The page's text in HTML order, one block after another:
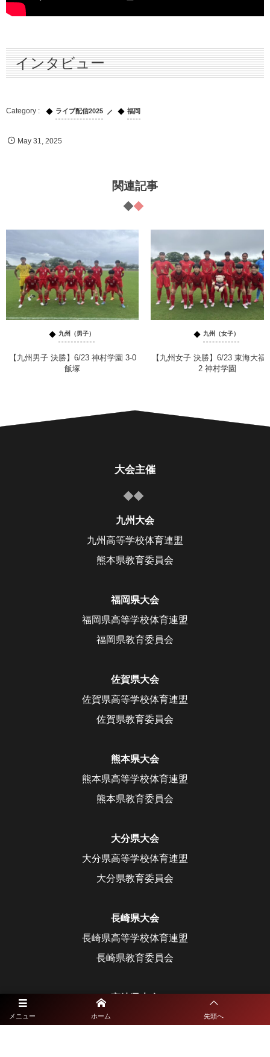
インタビュー
ライブ配信2025 福岡
May 31 ,2025
関連記事
九州（男子）
【九州男子 決勝】6/23 神村学園 3-0
飯塚
九州（女子）
【九州女子 決勝】6/23 東海大福
2 神村学園
メニュー ホーム 先頭へ
大会主催
九州大会
九州高等学校体育連盟
熊本県教育委員会
福岡県大会
福岡県高等学校体育連盟
福岡県教育委員会
佐賀県大会
佐賀県高等学校体育連盟
佐賀県教育委員会
熊本県大会
熊本県高等学校体育連盟
熊本県教育委員会
大分県大会
大分県高等学校体育連盟
大分県教育委員会
長崎県大会
長崎県高等学校体育連盟
長崎県教育委員会
宮崎県高等学校体育連盟